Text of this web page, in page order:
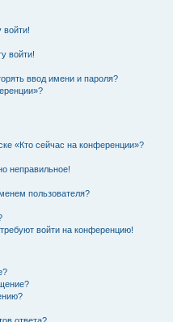
войти!
войти!
ввод имени и пароля?
«Кто сейчас на конференции»?
неправильное!
пользователя?
войти на конференцию!